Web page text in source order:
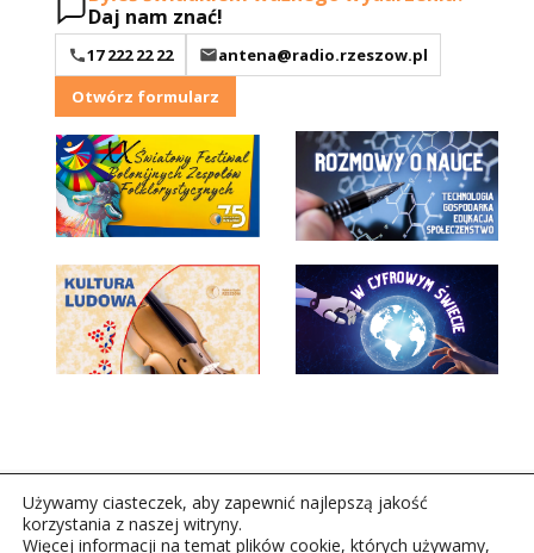
Daj nam znać!
17 222 22 22
antena@radio.rzeszow.pl
Otwórz formularz
Używamy ciasteczek, aby zapewnić najlepszą jakość
korzystania z naszej witryny.
Więcej informacji na temat plików cookie, których używamy,